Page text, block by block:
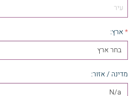
*ארץ:
מדינה / אזור: